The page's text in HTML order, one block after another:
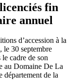
fin
annuel
d’accession à la
30 septembre
le cadre de son
au Domaine De La
département de la